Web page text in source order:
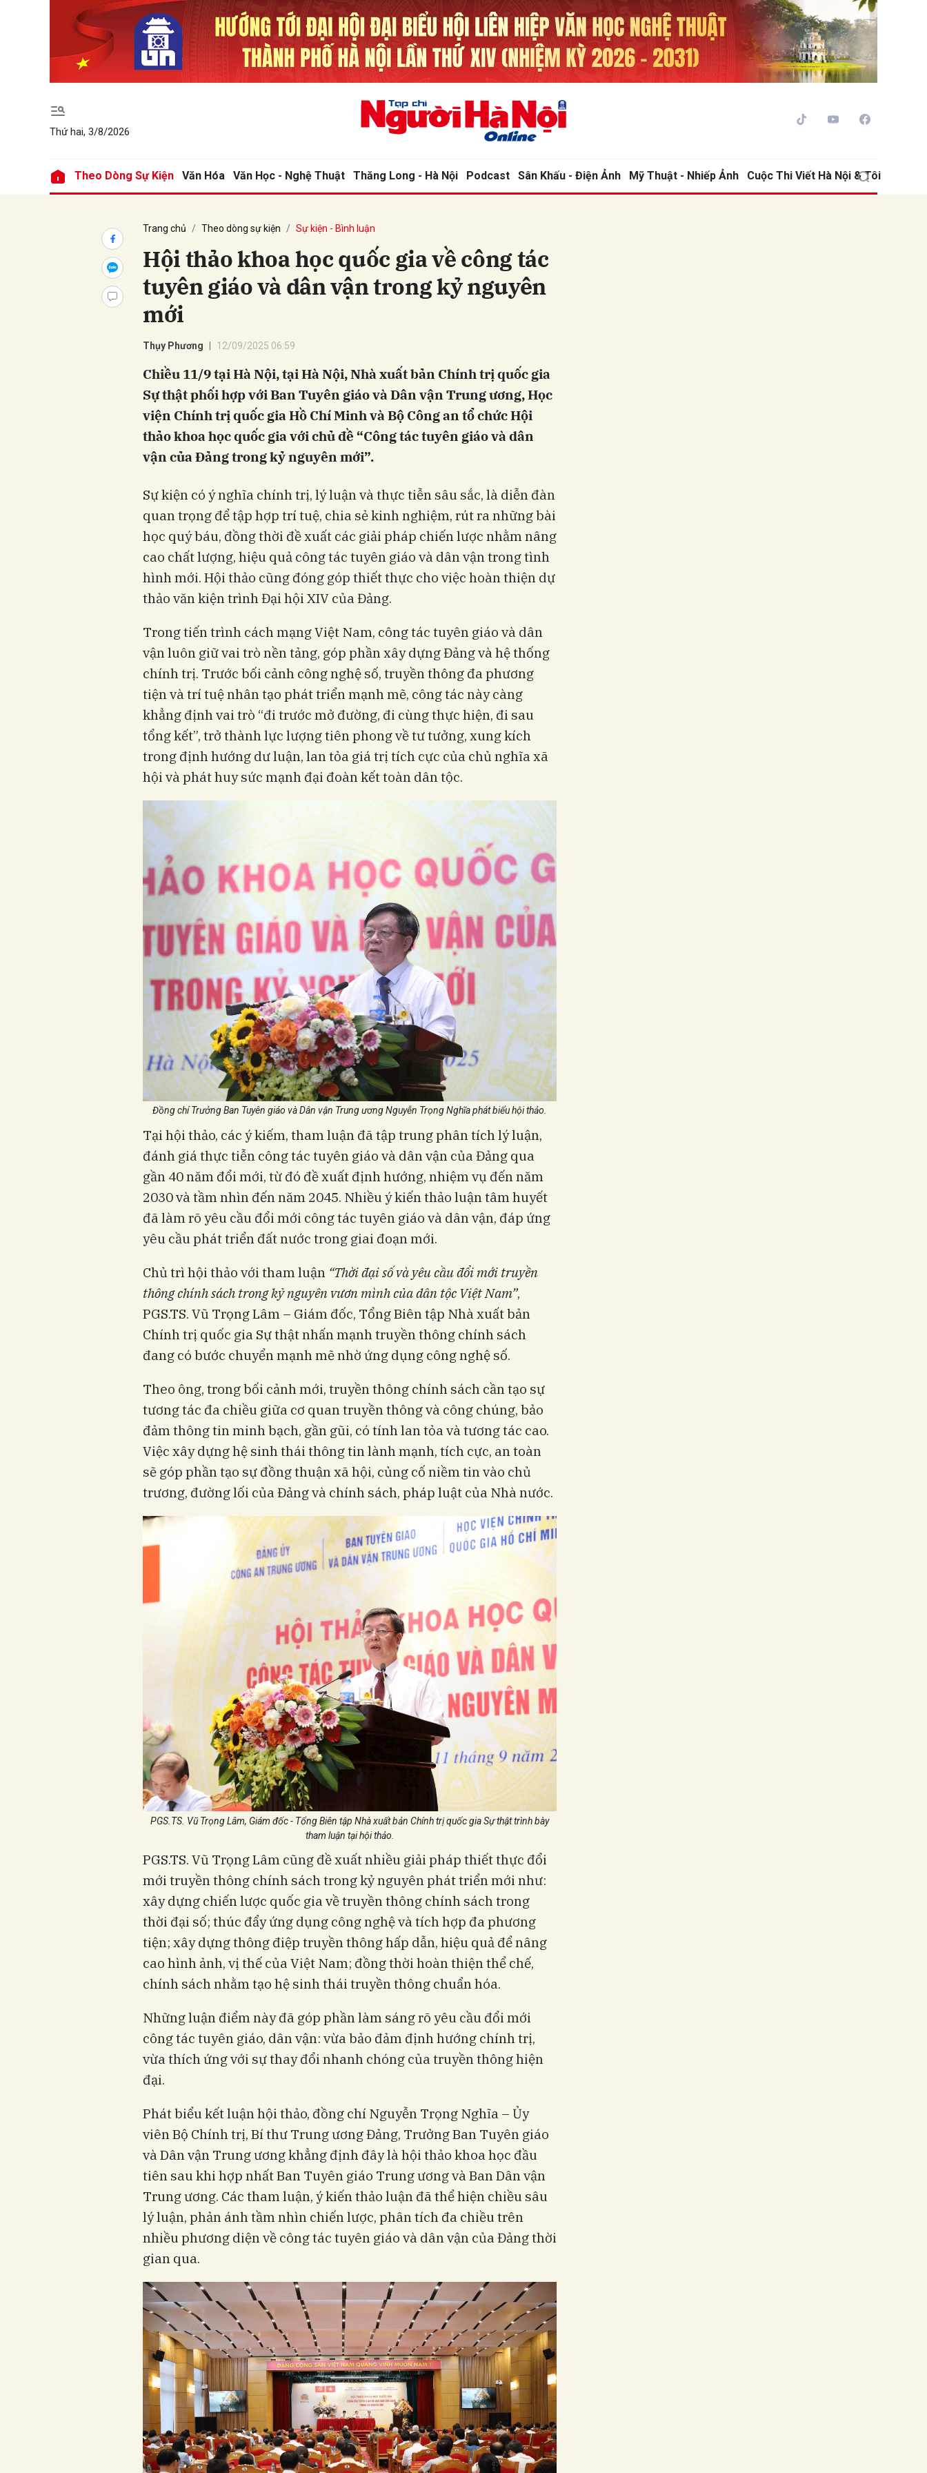
Thứ hai, 3/8/2026
Theo Dòng Sự Kiện Văn Hóa Văn Học - Nghệ Thuật Thăng Long - Hà Nội Podcast Sân Khấu - Điện Ảnh Mỹ Thuật - Nhiếp Ảnh Cuộc Thi Viết Hà Nội & Tôi
Trang chủ Theo dòng sự kiện Sự kiện - Bình luận
Hội thảo khoa học quốc gia về công tác
tuyên giáo và dân vận trong kỷ nguyên
mới
Thụy Phương 12/09/2025 06:59
Chiều 11/9 tại Hà Nội, tại Hà Nội, Nhà xuất bản Chính trị quốc gia
Sự thật phối hợp với Ban Tuyên giáo và Dân vận Trung ương, Học
viện Chính trị quốc gia Hồ Chí Minh và Bộ Công an tổ chức Hội
thảo khoa học quốc gia với chủ đề “Công tác tuyên giáo và dân
vận của Đảng trong kỷ nguyên mới”.
Sự kiện có ý nghĩa chính trị, lý luận và thực tiễn sâu sắc, là diễn đàn
quan trọng để tập hợp trí tuệ, chia sẻ kinh nghiệm, rút ra những bài
học quý báu, đồng thời đề xuất các giải pháp chiến lược nhằm nâng
cao chất lượng, hiệu quả công tác tuyên giáo và dân vận trong tình
hình mới. Hội thảo cũng đóng góp thiết thực cho việc hoàn thiện dự
thảo văn kiện trình Đại hội XIV của Đảng.
Trong tiến trình cách mạng Việt Nam, công tác tuyên giáo và dân
vận luôn giữ vai trò nền tảng, góp phần xây dựng Đảng và hệ thống
chính trị. Trước bối cảnh công nghệ số, truyền thông đa phương
tiện và trí tuệ nhân tạo phát triển mạnh mẽ, công tác này càng
khẳng định vai trò “đi trước mở đường, đi cùng thực hiện, đi sau
tổng kết”, trở thành lực lượng tiên phong về tư tưởng, xung kích
trong định hướng dư luận, lan tỏa giá trị tích cực của chủ nghĩa xã
hội và phát huy sức mạnh đại đoàn kết toàn dân tộc.
Đồng chí Trưởng Ban Tuyên giáo và Dân vận Trung ương Nguyễn Trọng Nghĩa phát biểu hội thảo.
Tại hội thảo, các ý kiếm, tham luận đã tập trung phân tích lý luận,
đánh giá thực tiễn công tác tuyên giáo và dân vận của Đảng qua
gần 40 năm đổi mới, từ đó đề xuất định hướng, nhiệm vụ đến năm
2030 và tầm nhìn đến năm 2045. Nhiều ý kiến thảo luận tâm huyết
đã làm rõ yêu cầu đổi mới công tác tuyên giáo và dân vận, đáp ứng
yêu cầu phát triển đất nước trong giai đoạn mới.
Chủ trì hội thảo với tham luận “Thời đại số và yêu cầu đổi mới truyền
thông chính sách trong kỷ nguyên vươn mình của dân tộc Việt Nam”,
PGS.TS. Vũ Trọng Lâm – Giám đốc, Tổng Biên tập Nhà xuất bản
Chính trị quốc gia Sự thật nhấn mạnh truyền thông chính sách
đang có bước chuyển mạnh mẽ nhờ ứng dụng công nghệ số.
Theo ông, trong bối cảnh mới, truyền thông chính sách cần tạo sự
tương tác đa chiều giữa cơ quan truyền thông và công chúng, bảo
đảm thông tin minh bạch, gần gũi, có tính lan tỏa và tương tác cao.
Việc xây dựng hệ sinh thái thông tin lành mạnh, tích cực, an toàn
sẽ góp phần tạo sự đồng thuận xã hội, củng cố niềm tin vào chủ
trương, đường lối của Đảng và chính sách, pháp luật của Nhà nước.
PGS.TS. Vũ Trọng Lâm, Giám đốc - Tổng Biên tập Nhà xuất bản Chính trị quốc gia Sự thật trình bày
tham luận tại hội thảo.
PGS.TS. Vũ Trọng Lâm cũng đề xuất nhiều giải pháp thiết thực đổi
mới truyền thông chính sách trong kỷ nguyên phát triển mới như:
xây dựng chiến lược quốc gia về truyền thông chính sách trong
thời đại số; thúc đẩy ứng dụng công nghệ và tích hợp đa phương
tiện; xây dựng thông điệp truyền thông hấp dẫn, hiệu quả để nâng
cao hình ảnh, vị thế của Việt Nam; đồng thời hoàn thiện thể chế,
chính sách nhằm tạo hệ sinh thái truyền thông chuẩn hóa.
Những luận điểm này đã góp phần làm sáng rõ yêu cầu đổi mới
công tác tuyên giáo, dân vận: vừa bảo đảm định hướng chính trị,
vừa thích ứng với sự thay đổi nhanh chóng của truyền thông hiện
đại.
Phát biểu kết luận hội thảo, đồng chí Nguyễn Trọng Nghĩa – Ủy
viên Bộ Chính trị, Bí thư Trung ương Đảng, Trưởng Ban Tuyên giáo
và Dân vận Trung ương khẳng định đây là hội thảo khoa học đầu
tiên sau khi hợp nhất Ban Tuyên giáo Trung ương và Ban Dân vận
Trung ương. Các tham luận, ý kiến thảo luận đã thể hiện chiều sâu
lý luận, phản ánh tầm nhìn chiến lược, phân tích đa chiều trên
nhiều phương diện về công tác tuyên giáo và dân vận của Đảng thời
gian qua.
Gửi bình luận